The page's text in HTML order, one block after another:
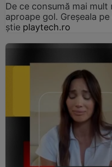
De ce consumă mai
aproape gol. Greșeala
știe playtech.ro